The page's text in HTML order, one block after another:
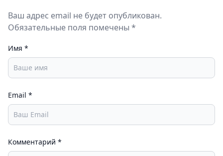
Ваш адрес email не будет опубликован.
Обязательные поля помечены *
Имя *
Email *
Комментарий *